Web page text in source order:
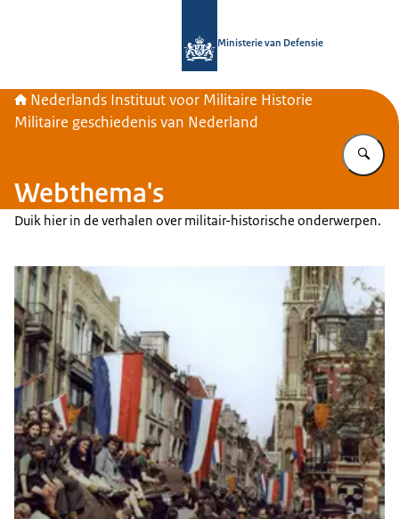
Ministerie van Defensie
Nederlands Instituut voor Militaire Historie
Militaire geschiedenis van Nederland
Webthema's
Duik hier in de verhalen over militair-historische onderwerpen.